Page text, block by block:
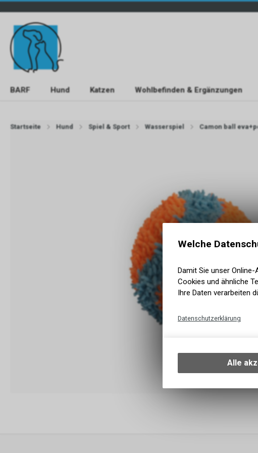
BARF Hund Katzen Wohlbefinden & Ergänzungen
Startseite Hund Spiel & Sport Wasserspiel Camon ball
Welche
Damit Sie unser
Cookies und ähnliche
Ihre Daten verarbeiten
Datenschutzerklärung
Ihrem
Alle